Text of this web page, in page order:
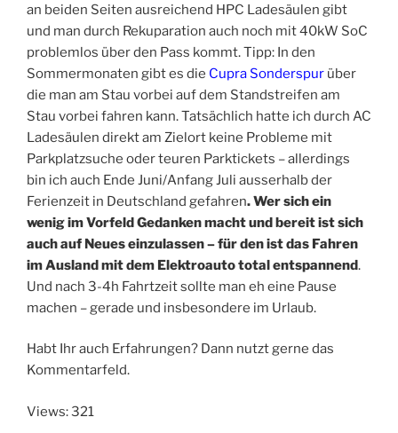
an beiden Seiten ausreichend HPC Ladesäulen gibt
und man durch Rekuparation auch noch mit 40kW SoC
problemlos über den Pass kommt. Tipp: In den
Sommermonaten gibt es die Cupra Sonderspur über
die man am Stau vorbei auf dem Standstreifen am
Stau vorbei fahren kann. Tatsächlich hatte ich durch AC
Ladesäulen direkt am Zielort keine Probleme mit
Parkplatzsuche oder teuren Parktickets – allerdings
bin ich auch Ende Juni/Anfang Juli ausserhalb der
Ferienzeit in Deutschland gefahren. Wer sich ein
wenig im Vorfeld Gedanken macht und bereit ist sich
auch auf Neues einzulassen – für den ist das Fahren
im Ausland mit dem Elektroauto total entspannend.
Und nach 3-4h Fahrtzeit sollte man eh eine Pause
machen – gerade und insbesondere im Urlaub.
Habt Ihr auch Erfahrungen? Dann nutzt gerne das
Kommentarfeld.
Views: 321